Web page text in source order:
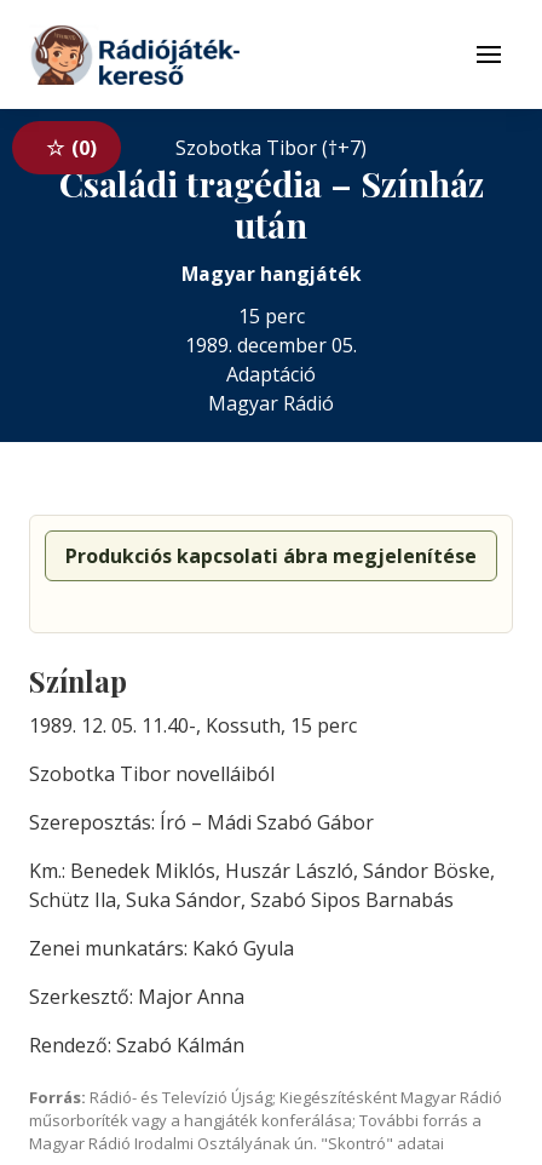
Tovább a tartalomhoz
Menü
0 Szobotka Tibor (†+7)
Családi tragédia – Színház
után
Magyar hangjáték
15 perc
1989. december 05.
Adaptáció
Magyar Rádió
Produkciós kapcsolati ábra megjelenítése
Színlap
1989. 12. 05. 11.40-, Kossuth, 15 perc
Szobotka Tibor novelláiból
Szereposztás: Író – Mádi Szabó Gábor
Km.: Benedek Miklós, Huszár László, Sándor Böske,
Schütz Ila, Suka Sándor, Szabó Sipos Barnabás
Zenei munkatárs: Kakó Gyula
Szerkesztő: Major Anna
Rendező: Szabó Kálmán
Forrás: Rádió- és Televízió Újság; Kiegészítésként Magyar Rádió
műsorboríték vagy a hangjáték konferálása; További forrás a
Magyar Rádió Irodalmi Osztályának ún. "Skontró" adatai